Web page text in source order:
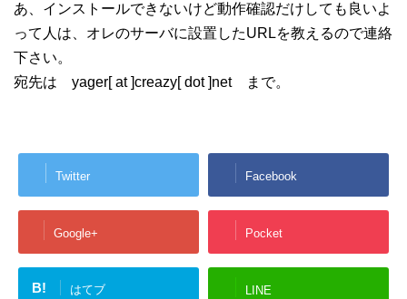
あ、インストールできないけど動作確認だけしても良いよ
って人は、オレのサーバに設置したURLを教えるので連絡
下さい。
宛先は yager[ at ]creazy[ dot ]net まで。
Twitter Facebook
Google+ Pocket
B! はてブ LINE